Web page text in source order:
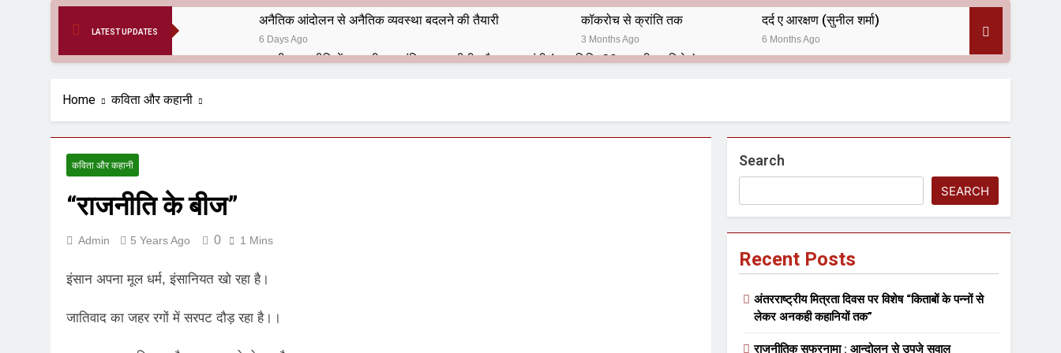
LATEST UPDATES
अनैतिक आंदोलन से अनैतिक व्यवस्था बदलने की तैयारी
6 Days Ago
कॉकरोच से क्रांति तक
3 Months Ago
दर्द ए आरक्षण (सुनील शर्मा)
6 Months Ago
भारतीय राजनीति में आज भी प्रासांगिक एव अद्वीतीय है महात्मा गांधी (पुण्य तिथि-30 जनवरी पर विशेष)
हरियाणा सरकार के बाबा बंदा सिंह बहादुर की स्मृति में स्मारक निर्माण की दिशा में बढ़ते कदम
1 Year Ago
1 Year Ago
1 Year Ago
Home कविता और कहानी
कविता और कहानी
“राजनीति के बीज”
Admin 5 Years Ago 0 1 Mins
इंसान अपना मूल धर्म, इंसानियत खो रहा है।
जातिवाद का जहर रगों में सरपट दौड़ रहा है।।
Search
SEARCH
Recent Posts
अंतरराष्ट्रीय मित्रता दिवस पर विशेष “किताबों के पन्नों से
लेकर अनकही कहानियों तक”
राजनीतिक सफरनामा : आन्दोलन से उपजे सवाल